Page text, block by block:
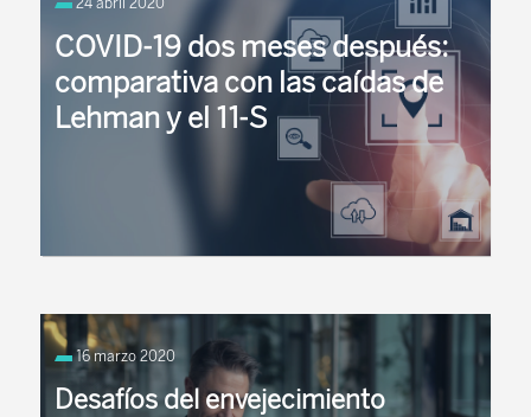
empíricos del ahorro privado. Este trabajo aporta
nueva evidencia sobre los
principalesdeterminantes del ahorro privado
mediante la aplicación ...
24 abril 2020
COVID-19 dos meses después:
comparativa con las caídas de
Lehman y el 11-S
Pues ya hace dos meses del estallido de la crisis en
Europa y en los mercados. Si alguien junior entró a
trabajar en una gestora el 24 de febrero ...
16 marzo 2020
Desafíos del envejecimiento